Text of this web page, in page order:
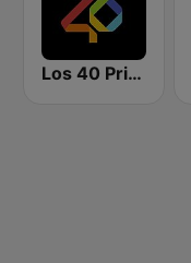
Los 40 Principales